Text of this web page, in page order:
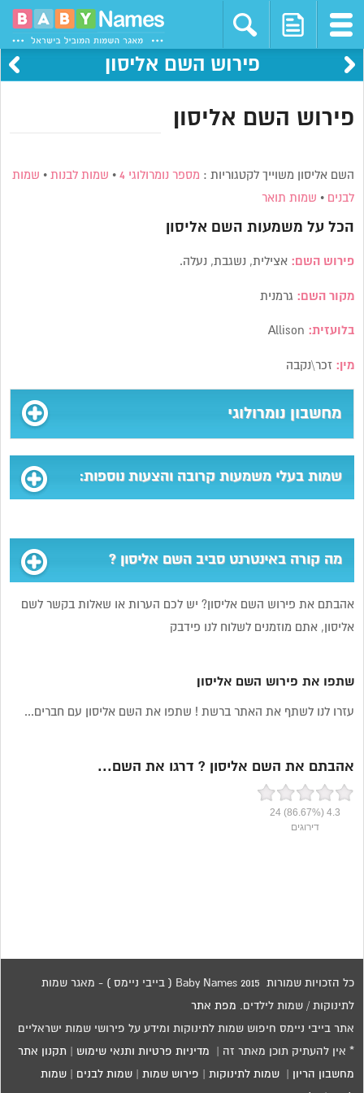
פירוש השם אליסון
פירוש השם אליסון
השם אליסון משוייך לקטגוריות : מספר נומרולוגי 4 • שמות לבנות • שמות
לבנים • שמות תואר
הכל על משמעות השם אליסון
פירוש השם: אצילית, נשגבת, נעלה.
מקור השם: גרמנית
בלועזית:
מין: זכר\נקבה
מחשבון נומרולוגי
שמות בעלי משמעות קרובה והצעות נוספות:
מה קורה באינטרנט סביב השם אליסון ?
אהבתם את פירוש השם אליסון? יש לכם הערות או שאלות בקשר לשם
אליסון, אתם מוזמנים לשלוח לנו פידבק
שתפו את פירוש השם אליסון
עזרו לנו לשתף את האתר ברשת ! שתפו את השם אליסון עם חברים...
אהבתם את השם אליסון ? דרגו את השם...
4.3
(86.67%)
24
דירוגים
כל הזכויות שמורות 2015 Baby Names ( בייבי ניימס ) - מאגר שמות
לתינוקות / שמות לילדים. מפת אתר
אתר בייבי ניימס חיפוש שמות לתינוקות ומידע על פירושי שמות ישראליים
* אין להעתיק תוכן מאתר זה | מדיניות פרטיות ותנאי שימוש תקנון אתר
מחשבון הריון |שמות לתינוקות פירוש שמות |שמות לבנים |שמות